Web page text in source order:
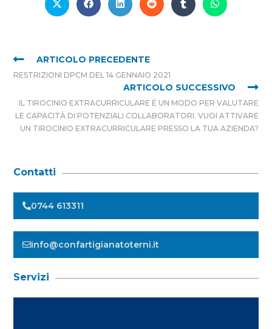
ARTICOLO PRECEDENTE
RESTRIZIONI DPCM DEL 14 GENNAIO 2021
ARTICOLO SUCCESSIVO
IL TIROCINIO EXTRACURRICULARE È UN MODO PER VALUTARE
LE CAPACITÀ DI POTENZIALI COLLABORATORI. VUOI ATTIVARE
UN TIROCINIO EXTRACURRICULARE PRESSO LA TUA AZIENDA?
Contatti
0744 613311
info@confartigianatoterni.it
Servizi